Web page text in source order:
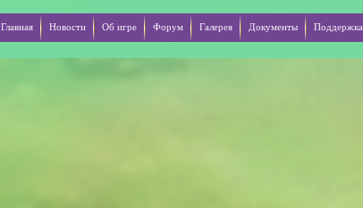
Главная Новости Об игре Форум Галерея Документы
Поддержка